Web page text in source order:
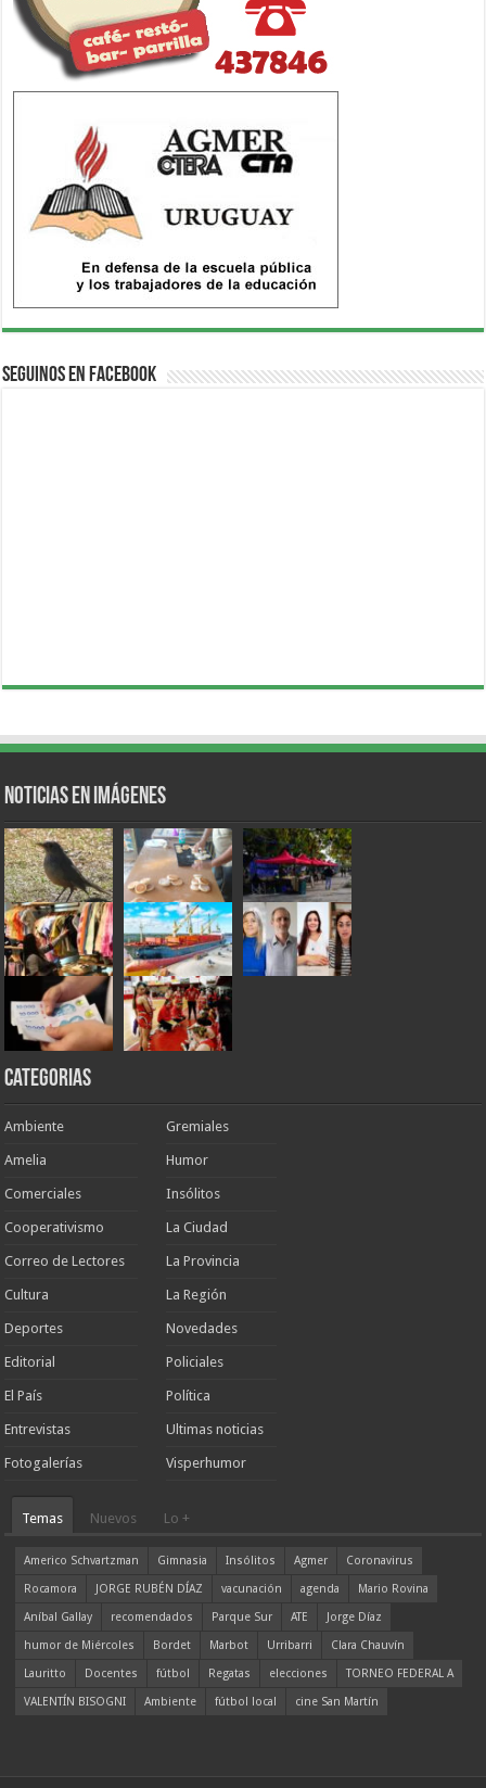
Seguinos en Facebook
Noticias en Imágenes
Categorias
Ambiente
Amelia
Comerciales
Cooperativismo
Correo de Lectores
Cultura
Deportes
Editorial
El País
Entrevistas
Fotogalerías
Gremiales
Humor
Insólitos
La Ciudad
La Provincia
La Región
Novedades
Policiales
Política
Ultimas noticias
Visperhumor
Temas Nuevos Lo +
Americo Schvartzman Gimnasia Insólitos Agmer
Coronavirus
Rocamora
JORGE RUBÉN DÍAZ vacunación agenda
Mario Rovina
Aníbal Gallay
recomendados Parque Sur ATE
Jorge Díaz
humor de Miércoles
Bordet Marbot Urribarri
Clara Chauvín
Lauritto
Docentes fútbol Regatas elecciones
TORNEO FEDERAL A
VALENTÍN BISOGNI
Ambiente fútbol local cine San Martín